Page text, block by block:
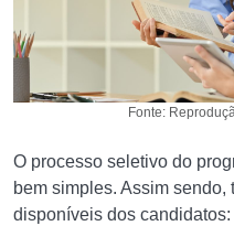
Fonte:
O processo seletivo do
bem simples. Assim
disponíveis dos candidatos: